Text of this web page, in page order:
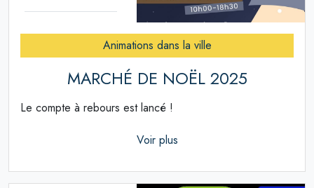
Animations dans la ville
MARCHÉ DE NOËL 2025
Le compte à rebours est lancé !
Voir plus